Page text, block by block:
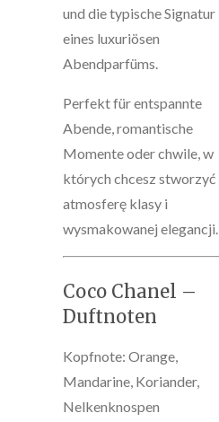
und die typische Signatur
eines luxuriösen
Abendparfüms.
Perfekt für entspannte
Abende, romantische
Momente oder chwile, w
których chcesz stworzyć
atmosferę klasy i
wysmakowanej elegancji.
Coco Chanel –
Duftnoten
Kopfnote: Orange,
Mandarine, Koriander,
Nelkenknospen